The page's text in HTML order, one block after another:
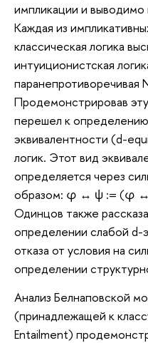
импликации и выводимо
Каждая из
классическая логика
интуиционистская
паранепротиворечивая
Продемонстрировав
перешел к
эквивалентности (d-
логик. Этот вид
определяется через
образом: φ ↔ ψ := (φ
Одинцов также
определении слабой d-
отказа от условия на
определении
Анализ Белнаповской
(принадлежащей к
Entailment)